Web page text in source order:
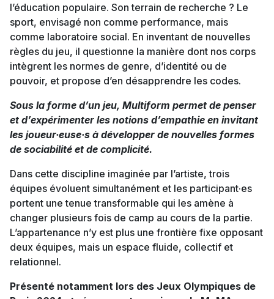
l’éducation populaire. Son terrain de recherche ? Le
sport, envisagé non comme performance, mais
comme laboratoire social. En inventant de nouvelles
règles du jeu, il questionne la manière dont nos corps
intègrent les normes de genre, d’identité ou de
pouvoir, et propose d’en désapprendre les codes.
Sous la forme d’un jeu, Multiform permet de penser
et d’expérimenter les notions d’empathie en invitant
les joueur·euse·s à développer de nouvelles formes
de sociabilité et de complicité.
Dans cette discipline imaginée par l’artiste, trois
équipes évoluent simultanément et les participant·es
portent une tenue transformable qui les amène à
changer plusieurs fois de camp au cours de la partie.
L’appartenance n’y est plus une frontière fixe opposant
deux équipes, mais un espace fluide, collectif et
relationnel.
Présenté notamment lors des Jeux Olympiques de